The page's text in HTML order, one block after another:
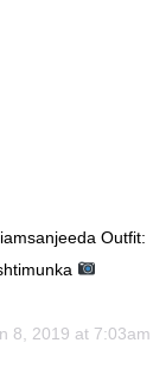
Outfit:
8, 2019 at 7:03am